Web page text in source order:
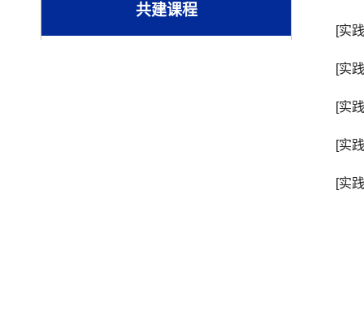
共建课程
[实
[实
[实
[实
[实